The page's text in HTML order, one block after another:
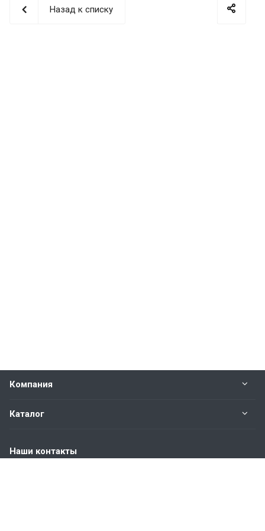
Назад к списку
Компания
Каталог
Наши контакты